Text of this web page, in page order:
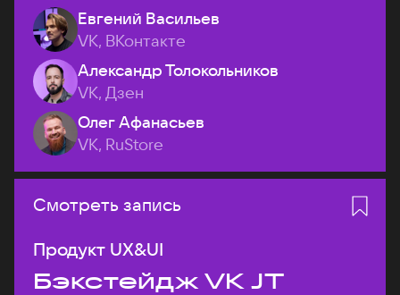
Евгений Васильев
VK, ВКонтакте
Александр Толокольников
VK, Дзен
Олег Афанасьев
VK, RuStore
Смотреть запись
Продукт UX&UI
Бэкстейдж VK JT